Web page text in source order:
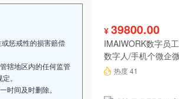
惩戒性的损害赔偿
辖地区内的任何监管
。
间及时删除。
¥ 39800.00
IMAIWORK数字员
数字人/手机个微企
陪练/电销/客服/法
热度 41